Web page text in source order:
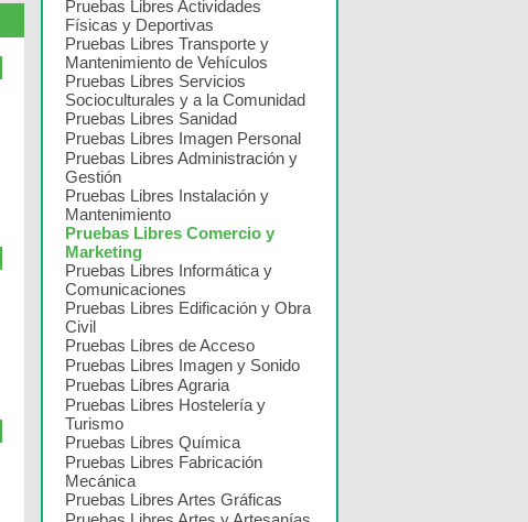
Pruebas Libres Actividades
Físicas y Deportivas
Pruebas Libres Transporte y
Mantenimiento de Vehículos
Pruebas Libres Servicios
Socioculturales y a la Comunidad
Pruebas Libres Sanidad
Pruebas Libres Imagen Personal
Pruebas Libres Administración y
Gestión
Pruebas Libres Instalación y
Mantenimiento
Pruebas Libres Comercio y
Marketing
Pruebas Libres Informática y
Comunicaciones
Pruebas Libres Edificación y Obra
Civil
Pruebas Libres de Acceso
Pruebas Libres Imagen y Sonido
Pruebas Libres Agraria
Pruebas Libres Hostelería y
Turismo
Pruebas Libres Química
Pruebas Libres Fabricación
Mecánica
Pruebas Libres Artes Gráficas